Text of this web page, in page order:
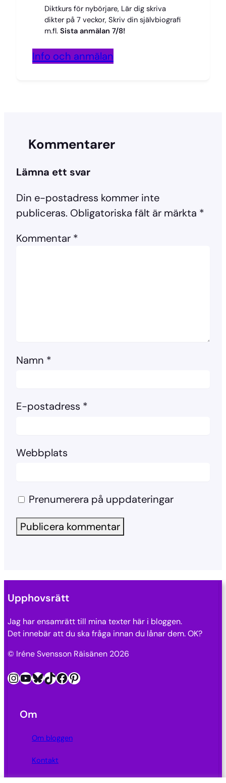
Diktkurs för nybörjare, Lär dig skriva
dikter på 7 veckor, Skriv din självbiografi
m.fl. Sista anmälan 7/8!
Info och anmälan
Kommentarer
Lämna ett svar
Din e-postadress kommer inte
publiceras. Obligatoriska fält är märkta *
Kommentar *
Namn *
E-postadress *
Webbplats
Prenumerera på uppdateringar
Upphovsrätt
Jag har ensamrätt till mina texter här i bloggen.
Det innebär att du ska fråga innan du lånar dem. OK?
© Iréne Svensson Räisänen 2026
InstagramYouTube Bluesky TikTok Facebook Pinterest
Om
Om bloggen
Kontakt